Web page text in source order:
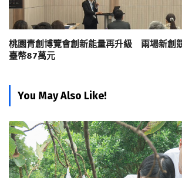
桃園青創博覽會創新能量再升級 兩場新創
臺幣87萬元
You May Also Like!